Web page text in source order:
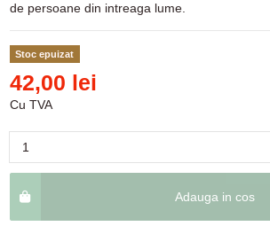
de persoane din intreaga lume.
Stoc epuizat
42,00 lei
Cu TVA
Adauga in cos